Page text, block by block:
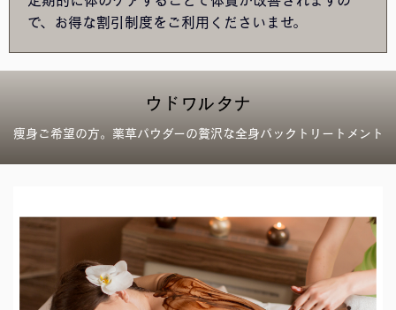
で、お得な割引制度をご利用くださいませ。
ウドワルタナ
痩身ご希望の方。薬草パウダーの贅沢な全身パックトリートメント